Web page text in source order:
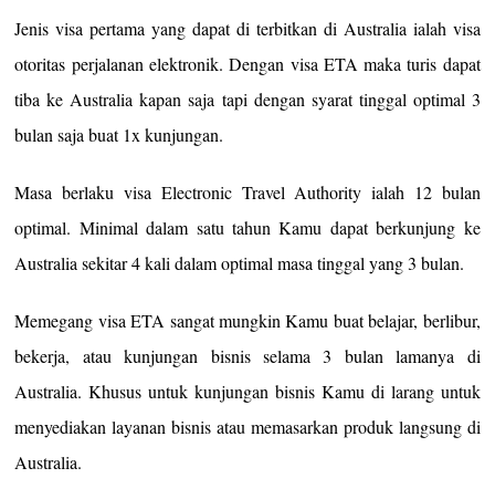
Jenis visa pertama yang dapat di terbitkan di Australia ialah visa
otoritas perjalanan elektronik. Dengan visa ETA maka turis dapat
tiba ke Australia kapan saja tapi dengan syarat tinggal optimal 3
bulan saja buat 1x kunjungan.
Masa berlaku visa Electronic Travel Authority ialah 12 bulan
optimal. Minimal dalam satu tahun Kamu dapat berkunjung ke
Australia sekitar 4 kali dalam optimal masa tinggal yang 3 bulan.
Memegang visa ETA sangat mungkin Kamu buat belajar, berlibur,
bekerja, atau kunjungan bisnis selama 3 bulan lamanya di
Australia. Khusus untuk kunjungan bisnis Kamu di larang untuk
menyediakan layanan bisnis atau memasarkan produk langsung di
Australia.